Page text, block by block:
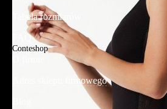
Tabela rozmiarów
FAQ
Conteshop
Adres sklepu firmowego